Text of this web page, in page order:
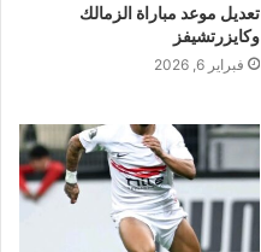
تعديل موعد مباراة الزمالك
وكايزرتشيفز
فبراير 6, 2026